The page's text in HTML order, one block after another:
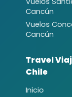
Cancún
Vuelos
Cancún
Travel
Chile
Inicio